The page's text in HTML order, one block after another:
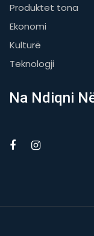
Produktet tona
Ekonomi
Kulturë
Teknologji
Na Ndiqni